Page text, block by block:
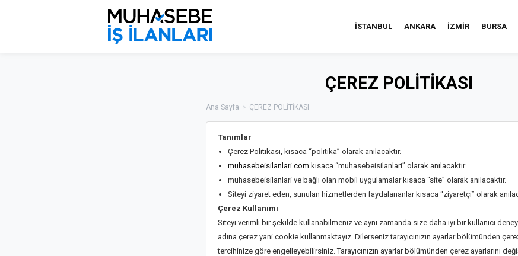
İSTANBUL ANKARA İZMİR BURSA
ÇEREZ POLİTİKASI
Ana Sayfa > ÇEREZ POLİTİKASI
Tanımlar
Çerez Politikası, kısaca “politika” olarak anılacaktır.
muhasebeisilanlari.com kısaca “muhasebeisilanlari” olarak anılacaktır.
muhasebeisilanlari ve bağlı olan mobil uygulamalar kısaca “site” olarak anılacaktır.
Siteyi ziyaret eden, sunulan hizmetlerden faydalananlar kısaca “ziyaretçi” olarak
Çerez Kullanımı
Siteyi verimli bir şekilde kullanabilmeniz ve aynı zamanda size daha iyi bir kullanıcı
adına çerez yani cookie kullanmaktayız. Dilerseniz tarayıcınızın ayarlar bölümünden
tercihinize göre engelleyebilirsiniz. Tarayıcınızın ayarlar bölümünden çerez ayarlarını